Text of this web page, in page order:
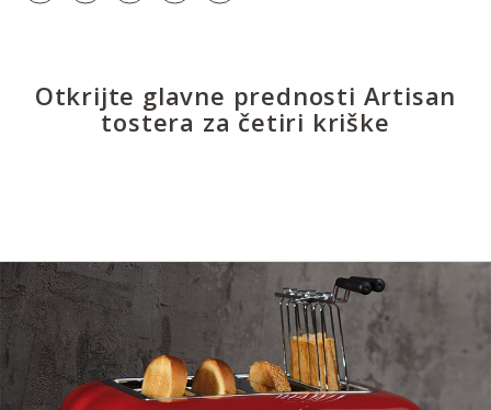
Otkrijte glavne prednosti Artisan
tostera za četiri kriške